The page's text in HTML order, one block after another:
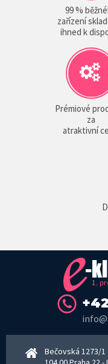
99 %
zařízení
ihned k
Prémiové
za
atraktivní
Bečovská 1273/1